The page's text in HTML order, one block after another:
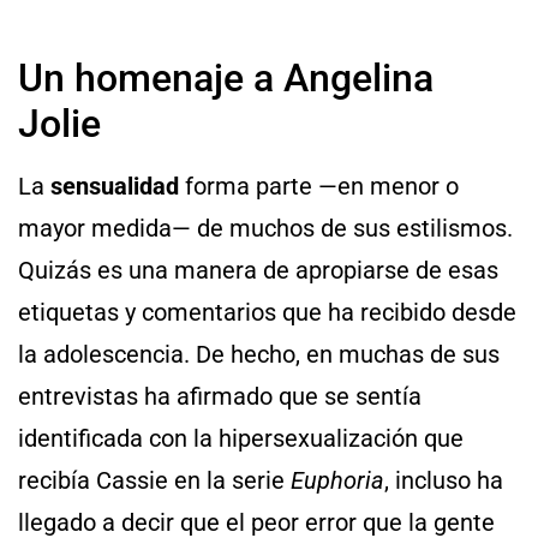
Un homenaje a Angelina
Jolie
La sensualidad forma parte —en menor o
mayor medida— de muchos de sus estilismos.
Quizás es una manera de apropiarse de esas
etiquetas y comentarios que ha recibido desde
la adolescencia. De hecho, en muchas de sus
entrevistas ha afirmado que se sentía
identificada con la hipersexualización que
recibía Cassie en la serie Euphoria, incluso ha
llegado a decir que el peor error que la gente